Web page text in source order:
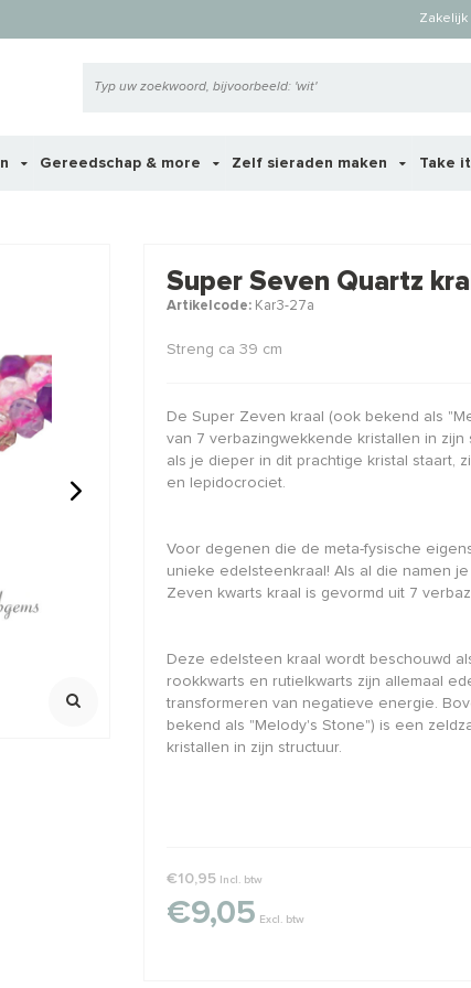
Zakelijk
Gereedschap & more Zelf sieraden maken Take
interessant voor je?
Light pink: Griffin rijgdraad
2 meter met naald
14/20
ca.
Oersterk
Super Seven Quartz
Artikelcode:Kar3-27a
Streng ca 39 cm
De Super Zeven kraal (ook bekend als
van 7 verbazingwekkende kristallen in
als je dieper in dit prachtige kristal staart,
en lepidocrociet.
Voor degenen die de meta-fysische
unieke edelsteenkraal! Als al die namen
Zeven kwarts kraal is gevormd uit 7
Deze edelsteen kraal wordt beschouwd
rookkwarts en rutielkwarts zijn allemaal
transformeren van negatieve energie.
bekend als "Melody's Stone") is een
kristallen in zijn structuur.
€10,95 Incl. btw
€9,05 Excl. btw